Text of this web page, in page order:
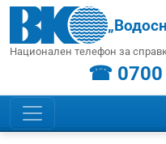
Национален телефон за
☎ 0700